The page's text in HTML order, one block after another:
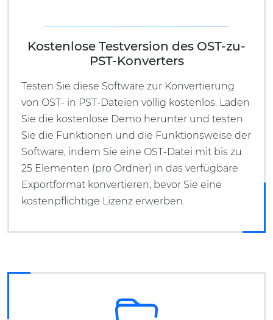
Kostenlose Testversion des OST-zu-
PST-Konverters
Testen Sie diese Software zur Konvertierung
von OST- in PST-Dateien völlig kostenlos. Laden
Sie die kostenlose Demo herunter und testen
Sie die Funktionen und die Funktionsweise der
Software, indem Sie eine OST-Datei mit bis zu
25 Elementen (pro Ordner) in das verfügbare
Exportformat konvertieren, bevor Sie eine
kostenpflichtige Lizenz erwerben.